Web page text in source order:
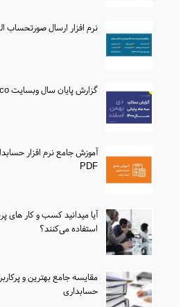
نرم افزار ارسال صورتحساب
گزارش پایان سال وبسایت hesabdari.co
آموزش جامع نرم افزار
PDF
آیا میدانید کسب و کار های
استفاده می‌کنند؟
مقایسه جامع بهترین و
حسابداری